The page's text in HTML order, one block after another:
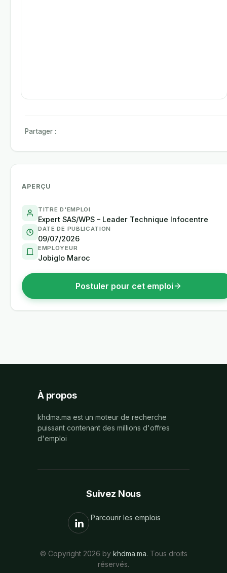
Partager :
APERÇU
TITRE D'EMPLOI
Expert SAS/WPS – Leader Technique Infocentre
DATE DE PUBLICATION
09/07/2026
EMPLOYEUR
Jobiglo Maroc
Postuler pour cet emploi
À propos
khdma.ma est un moteur de recherche
puissant contenant des millions d'offres
d'emploi
Suivez Nous
Parcourir les emplois
© Copyright 2026 by khdma.ma. Tous droits
réservés.